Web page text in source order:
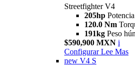
Streetfighter V4
205hp Potencia
120.0 Nm
191kg Peso
$590,900 MXN i
Configurar Lee Mas
new V4 S